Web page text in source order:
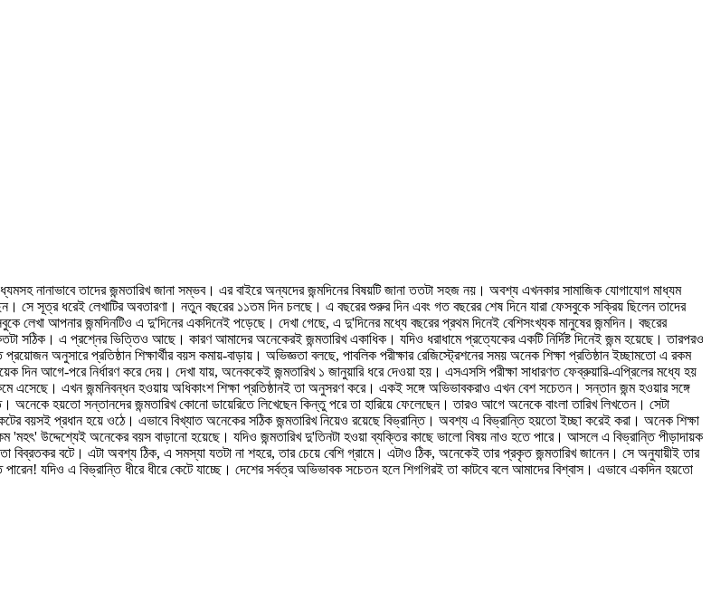
নানাভাবে তাদের জন্মতারিখ জানা সম্ভব। এর বাইরে অন্যদের জন্মদিনের বিষয়টি জানা ততটা সহজ নয়। অবশ্য এখনকার সামাজিক যোগাযোগ মাধ্যম
সূত্র ধরেই লেখাটির অবতারণা। নতুন বছরের ১১তম দিন চলছে। এ বছরের শুরুর দিন এবং গত বছরের শেষ দিনে যারা ফেসবুকে সক্রিয় ছিলেন তাদের
আপনার জন্মদিনটিও এ দু'দিনের একদিনেই পড়েছে। দেখা গেছে, এ দু'দিনের মধ্যে বছরের প্রথম দিনেই বেশিসংখ্যক মানুষের জন্মদিন। বছরের
সঠিক। এ প্রশ্নের ভিত্তিও আছে। কারণ আমাদের অনেকেরই জন্মতারিখ একাধিক। যদিও ধরাধামে প্রত্যেকের একটি নির্দিষ্ট দিনেই জন্ম হয়েছে। তারপরও
অনুসারে প্রতিষ্ঠান শিক্ষার্থীর বয়স কমায়-বাড়ায়। অভিজ্ঞতা বলছে, পাবলিক পরীক্ষার রেজিস্ট্রেশনের সময় অনেক শিক্ষা প্রতিষ্ঠান ইচ্ছামতো এ রকম
আগে-পরে নির্ধারণ করে দেয়। দেখা যায়, অনেককেই জন্মতারিখ ১ জানুয়ারি ধরে দেওয়া হয়। এসএসসি পরীক্ষা সাধারণত ফেব্রুয়ারি-এপ্রিলের মধ্যে হয়
এসেছে। এখন জন্মনিবন্ধন হওয়ায় অধিকাংশ শিক্ষা প্রতিষ্ঠানই তা অনুসরণ করে। একই সঙ্গে অভিভাবকরাও এখন বেশ সচেতন। সন্তান জন্ম হওয়ার সঙ্গে
হয়তো সন্তানদের জন্মতারিখ কোনো ডায়েরিতে লিখেছেন কিন্তু পরে তা হারিয়ে ফেলেছেন। তারও আগে অনেকে বাংলা তারিখ লিখতেন। সেটা
বয়সই প্রধান হয়ে ওঠে। এভাবে বিখ্যাত অনেকের সঠিক জন্মতারিখ নিয়েও রয়েছে বিভ্রান্তি। অবশ্য এ বিভ্রান্তি হয়তো ইচ্ছা করেই করা। অনেক শিক্ষা
'মহৎ' উদ্দেশ্যেই অনেকের বয়স বাড়ানো হয়েছে। যদিও জন্মতারিখ দু'তিনটা হওয়া ব্যক্তির কাছে ভালো বিষয় নাও হতে পারে। আসলে এ বিভ্রান্তি পীড়াদায়ক
বটে। এটা অবশ্য ঠিক, এ সমস্যা যতটা না শহরে, তার চেয়ে বেশি গ্রামে। এটাও ঠিক, অনেকেই তার প্রকৃত জন্মতারিখ জানেন। সে অনুযায়ীই তার
যদিও এ বিভ্রান্তি ধীরে ধীরে কেটে যাচ্ছে। দেশের সর্বত্র অভিভাবক সচেতন হলে শিগগিরই তা কাটবে বলে আমাদের বিশ্বাস। এভাবে একদিন হয়তো